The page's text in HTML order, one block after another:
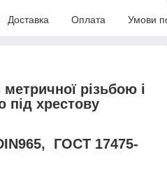
Доставка Оплата Умови
різьбою і
під хрестову
ГОСТ 17475-